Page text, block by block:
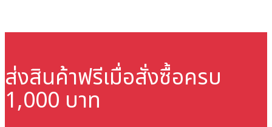
ส่งสินค้าฟรีเมื่อสั่งซื้อครบ
1,000 บาท